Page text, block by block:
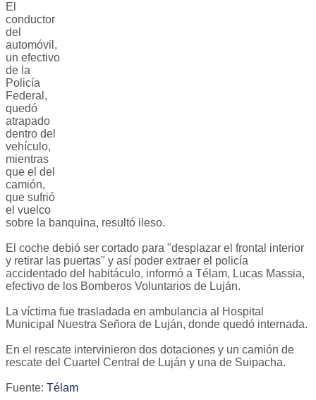
El
conductor
del
automóvil,
un efectivo
de la
Policía
Federal,
quedó
atrapado
dentro del
vehículo,
mientras
que el del
camión,
que sufrió
el vuelco
sobre la banquina, resultó ileso.
El coche debió ser cortado para "desplazar el frontal interior
y retirar las puertas" y así poder extraer el policía
accidentado del habitáculo, informó a Télam, Lucas Massia,
efectivo de los Bomberos Voluntarios de Luján.
La víctima fue trasladada en ambulancia al Hospital
Municipal Nuestra Señora de Luján, donde quedó internada.
En el rescate intervinieron dos dotaciones y un camión de
rescate del Cuartel Central de Luján y una de Suipacha.
Fuente: Télam